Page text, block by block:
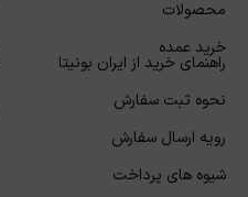
محصولات
خرید عمده
راهنمای خرید از ایران بونیتا
نحوه ثبت سفارش
رویه ارسال سفارش
شیوه های پرداخت